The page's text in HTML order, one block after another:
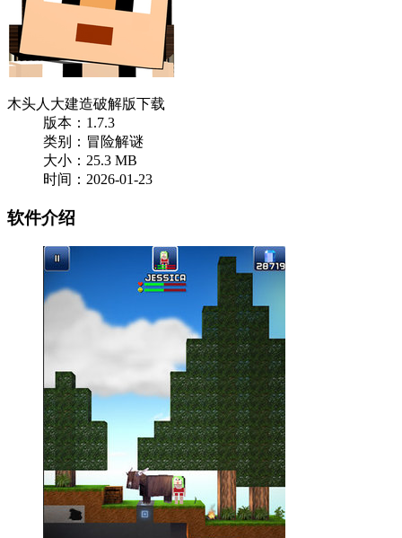
木头人大建造破解版下载
版本：1.7.3
类别：冒险解谜
大小：25.3 MB
时间：2026-01-23
软件介绍